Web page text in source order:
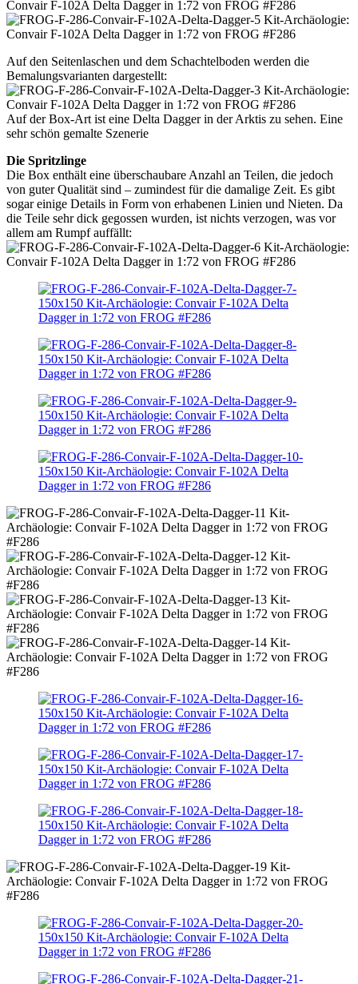
Auf den Seitenlaschen und dem Schachtelboden werden die
Bemalungsvarianten dargestellt:
Auf der Box-Art ist eine Delta Dagger in der Arktis zu sehen. Eine
sehr schön gemalte Szenerie
Die Spritzlinge
Die Box enthält eine überschaubare Anzahl an Teilen, die jedoch
von guter Qualität sind – zumindest für die damalige Zeit. Es gibt
sogar einige Details in Form von erhabenen Linien und Nieten. Da
die Teile sehr dick gegossen wurden, ist nichts verzogen, was vor
allem am Rumpf auffällt: